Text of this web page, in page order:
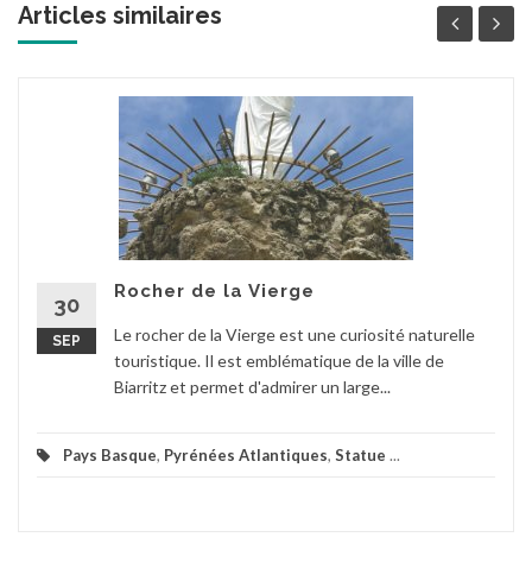
Articles similaires
30
SEP
Rocher de la Vierge
Le rocher de la Vierge est une curiosité naturelle
touristique. Il est emblématique de la ville de
Biarritz et permet d'admirer un large...
Pays Basque, Pyrénées Atlantiques, Statue ...